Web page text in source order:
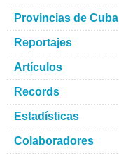
Provincias de Cuba
Reportajes
Artículos
Records
Estadísticas
Colaboradores